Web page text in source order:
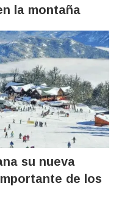
la montaña
su nueva
de los